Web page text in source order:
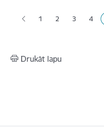
1 Lapa
2 Lapa
3 Lapa
4
Drukāt lapu